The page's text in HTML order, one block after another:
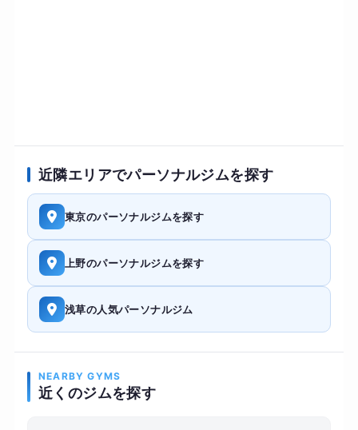
近隣エリアでパーソナルジムを探す
東京のパーソナルジムを探す
上野のパーソナルジムを探す
浅草の人気パーソナルジム
NEARBY GYMS
近くのジムを探す